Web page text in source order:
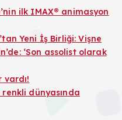
ilk IMAX® animasyon
Yeni İş Birliği: Vişne
‘Son assolist olarak
vardı!
dünyasında